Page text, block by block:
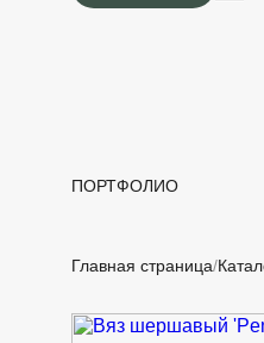
ПОРТФОЛИО
РАСТЕНИЯ
Главная страница